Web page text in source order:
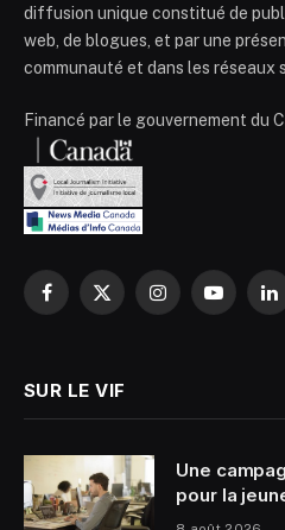
diffusion unique constitué de
web, de blogues, et par une
communauté et dans les réseaux
Financé par le gouvernement du
Facebook
X
InstagramYouTube
SUR LE VIF
Une
pour la